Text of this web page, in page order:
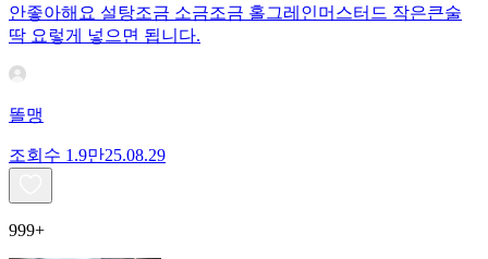
안좋아해요 설탕조금 소금조금 홀그레인머스터드 작은큰술
딱 요렇게 넣으면 됩니다.
똘맹
조회수 1.9만25.08.29
999+